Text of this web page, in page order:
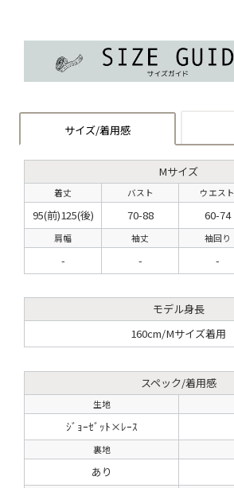
サイズ/着用感
Mサイズ
着丈 バスト ウエスト
95(前)125(後) 70-88 60-74
肩幅 袖丈 袖回り
- - -
モデル身長
160cm/Mサイズ着用
スペック/着用感
生地
ｼﾞｮｰｾﾞｯﾄ×ﾚｰｽ
裏地
あり